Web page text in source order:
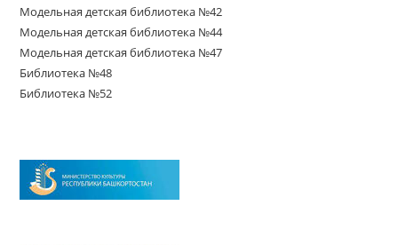
Модельная детская библиотека №42
Модельная детская библиотека №44
Модельная детская библиотека №47
Библиотека №48
Библиотека №52